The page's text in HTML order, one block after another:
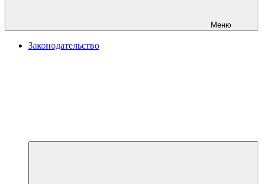
Меню
Законодательство